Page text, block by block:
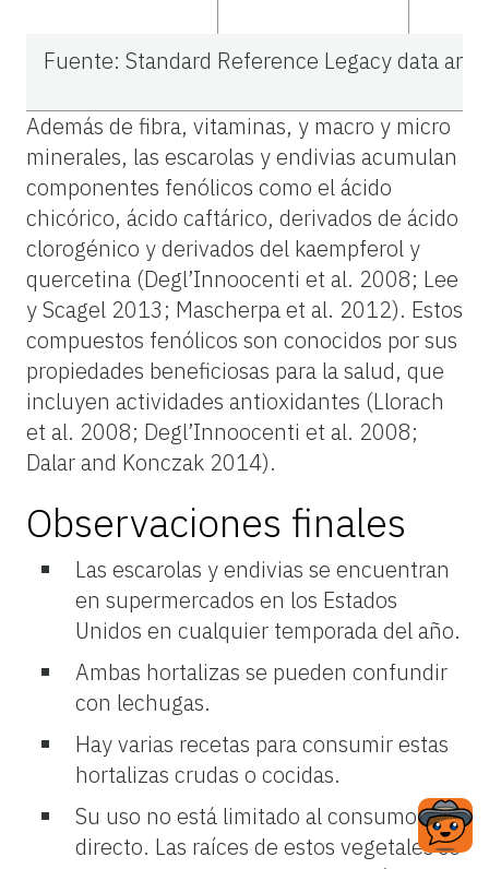
Fuente: Standard Reference Legacy data
Además de fibra, vitaminas, y macro y micro
minerales, las escarolas y endivias acumulan
componentes fenólicos como el ácido
chicórico, ácido caftárico, derivados de ácido
clorogénico y derivados del kaempferol y
quercetina (Degl’Innoocenti et al. 2008; Lee
y Scagel 2013; Mascherpa et al. 2012). Estos
compuestos fenólicos son conocidos por sus
propiedades beneficiosas para la salud, que
incluyen actividades antioxidantes (Llorach
et al. 2008; Degl’Innoocenti et al. 2008;
Dalar and Konczak 2014).
Observaciones finales
Las escarolas y endivias se encuentran
en supermercados en los Estados
Unidos en cualquier temporada del año.
Ambas hortalizas se pueden confundir
con lechugas.
Hay varias recetas para consumir estas
hortalizas crudas o cocidas.
Su uso no está limitado al consumo
directo. Las raíces de estos vegetales se